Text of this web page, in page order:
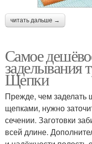
читать дальше →
Самое
заделывания
Щепки
Прежде, чем
щепками, нужно
сечении. Заготовки
всей длине.